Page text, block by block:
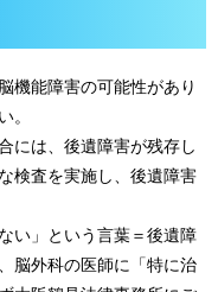
機能障害の可能性があり
。
には、後遺障害が残存し
検査を実施し、後遺障害
い」という言葉＝後遺障
脳外科の医師に「特に治